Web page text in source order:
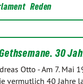
Reden
30
Otto -Am 7. Mai
vermutlich 40